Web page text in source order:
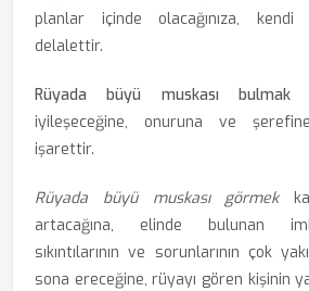
planlar içinde olacağınıza, kendi
delalettir.
Rüyada büyü muskası bulmak
iyileşeceğine, onuruna ve
işarettir.
Rüyada büyü muskası görmek
artacağına, elinde bulunan
sıkıntılarının ve sorunlarının çok
sona ereceğine, rüyayı gören kişinin